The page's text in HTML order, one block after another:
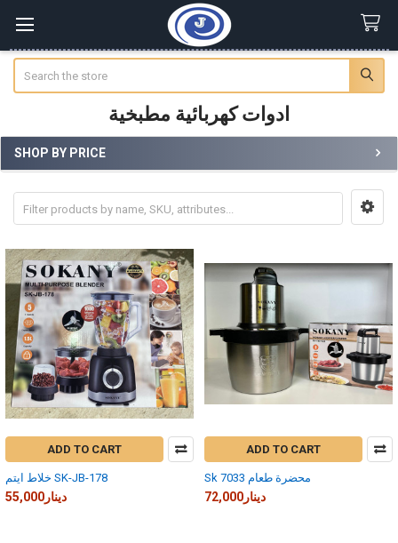
ادوات كهربائية مطبخية
Sidebar
SHOP BY PRICE
ADD TO CART
خلاط ايتم SK-JB-178
55,000دينار
ADD TO CART
Sk 7033 محضرة طعام
72,000دينار